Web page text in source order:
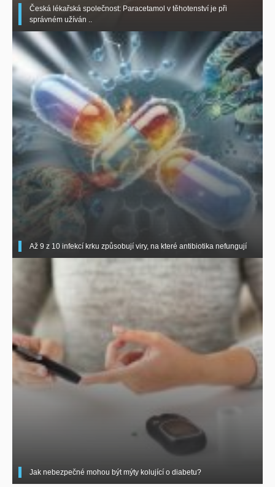
Česká lékařská společnost: Paracetamol v těhotenství je při
správném užíván ..
Až 9 z 10 infekcí krku způsobují viry, na které antibiotika nefungují
Jak nebezpečné mohou být mýty kolující o diabetu?